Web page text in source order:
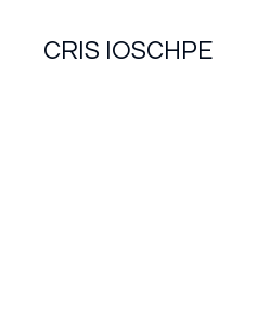
CRIS IOSCHPE